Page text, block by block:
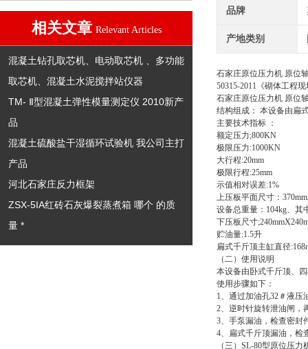
品牌
产地类别
石家庄原位压力机 原位
50315-2011《砌体工程
石家庄原位压力机 原位
结构组成： 本设备由扁
主要技术指标 ：
额定压力;800KN
极限压力:1000KN
大行程:20mm
极限行程:25mm
示值相对误差:1%
上压板平面尺寸：
设备总重量：104kg、其
下压板尺寸
贮油量:1.5升
扁式千斤顶主缸直径
（二）使用说明
本设备由卧式千斤顶、
使用步骤如下：
1、通过加油孔32＃液压
2、逆时针旋转泄油闸，
3、手泵漏油，检查密封
4、扁式千斤顶漏油，检
（三）SL-80型原位压
相关文章 Relevant Articles
混凝土钻孔取芯机、电动取芯机 、多功能
取芯机、混凝土水泥搅拌站仪器
TM- Ⅱ型混凝土弹性模量测定仪 2010新产
品
混凝土硫酸盐干湿循环试验机 我公司主打
产品
河北石家庄反力框架
ZSX-5IA红砖石灰爆裂蒸煮箱 哪个 的质
量 *